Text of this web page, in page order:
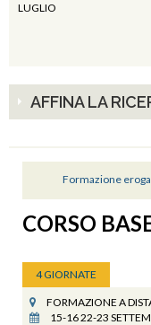
LUGLIO
AFFINA LA
Formazione
CORSO
4 GIORNATE
FORMAZIONE A
15-16 22-23